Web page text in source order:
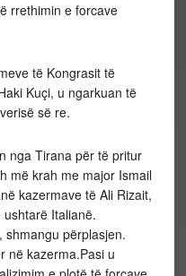
rrethimin e forcave
të Kongrasit të
Kuçi, u ngarkuan të
së re.
nga Tirana për të pritur
më krah me major Ismail
kazermave të Ali Rizait,
Italianë.
shmangu përplasjen.
në kazerma.Pasi u